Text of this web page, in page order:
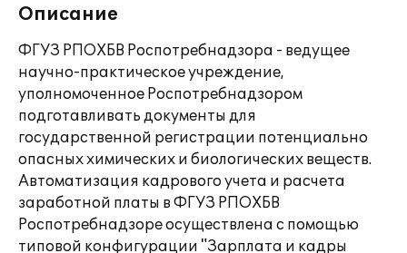
Описание
ФГУЗ РПОХБВ Роспотребнадзора - ведущее
научно-практическое учреждение,
уполномоченное Роспотребнадзором
подготавливать документы для
государственной регистрации потенциально
опасных химических и биологических веществ.
Автоматизация кадрового учета и расчета
заработной платы в ФГУЗ РПОХБВ
Роспотребнадзоре осуществлена с помощью
типовой конфигурации "Зарплата и кадры